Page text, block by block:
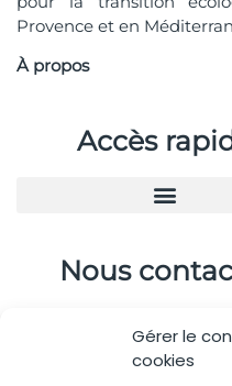
Gérer le
cookies
Provence et en
À propos
Accès
Nous
contactBT@bleu-